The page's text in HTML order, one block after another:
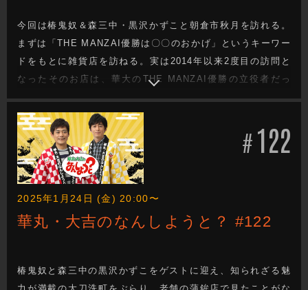
今回は椿鬼奴＆森三中・黒沢かずこと朝倉市秋月を訪れる。
まずは「THE MANZAI優勝は〇〇のおかげ」というキーワー
ドをもとに雑貨店を訪ねる。実は2014年以来2度目の訪問と
なったそのお店は、華大のTHE MANZAI優勝の立役者だっ
た？？
#122
2025年1月24日 (金) 20:00〜
華丸・大吉のなんしようと？ #122
椿鬼奴と森三中の黒沢かずこをゲストに迎え、知られざる魅